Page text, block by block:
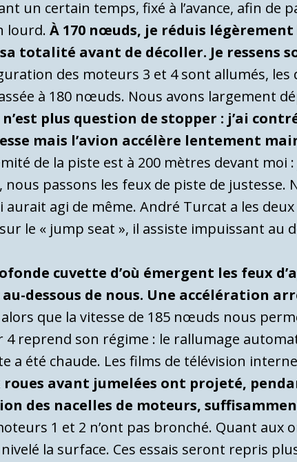
un certain temps, fixé à l’avance, afin de
lourd.À 170 nœuds, je réduis
totalité avant de décoller. Je ressens
des moteurs 3 et 4 sont allumés,
à 180 nœuds. Nous avons largement
plus question de stopper : j’ai
mais l’avion accélère lentement
de la piste est à 200 mètres devant
passons les feux de piste de justesse.
aurait agi de même. André Turcat a les
le « jump seat », il assiste impuissant au
cuvette d’où émergent les feux
dessous de nous. Une accélération
que la vitesse de 185 nœuds nous
reprend son régime : le rallumage
a été chaude. Les films de télévision
roues avant jumelées ont projeté,
des nacelles de moteurs,
1 et 2 n’ont pas bronché. Quant aux
la surface. Ces essais seront repris